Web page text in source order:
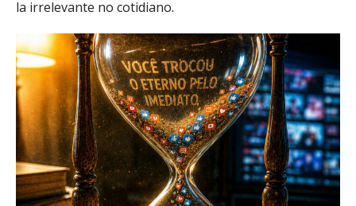
la irrelevante no cotidiano.